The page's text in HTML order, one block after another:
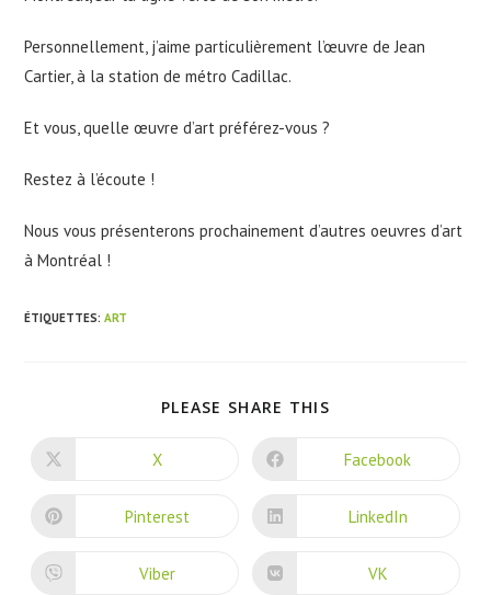
Personnellement, j’aime particulièrement l’œuvre de Jean
Cartier, à la station de métro Cadillac.
Et vous, quelle œuvre d’art préférez-vous ?
Restez à l’écoute !
Nous vous présenterons prochainement d’autres oeuvres d’art
à Montréal !
ÉTIQUETTES:ART
PLEASE SHARE THIS
CONTENT
Opens
new
window
X Opens
new
window
Facebook
Opens
new
window
Pinterest Opens
new
window
LinkedIn
Opens
Viber Opens
VK